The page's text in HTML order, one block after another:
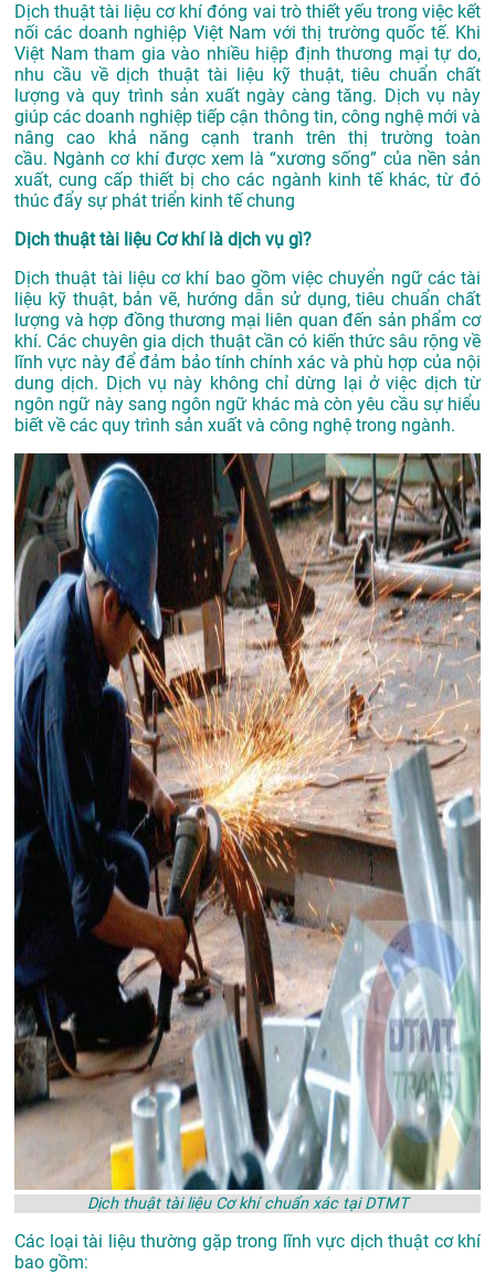
Dịch thuật tài liệu cơ khí đóng vai trò thiết yếu trong việc kết
nối các doanh nghiệp Việt Nam với thị trường quốc tế. Khi
Việt Nam tham gia vào nhiều hiệp định thương mại tự do,
nhu cầu về dịch thuật tài liệu kỹ thuật, tiêu chuẩn chất
lượng và quy trình sản xuất ngày càng tăng. Dịch vụ này
giúp các doanh nghiệp tiếp cận thông tin, công nghệ mới và
nâng cao khả năng cạnh tranh trên thị trường toàn
cầu. Ngành cơ khí được xem là “xương sống” của nền sản
xuất, cung cấp thiết bị cho các ngành kinh tế khác, từ đó
thúc đẩy sự phát triển kinh tế chung
Dịch thuật tài liệu Cơ khí là dịch vụ gì?
Dịch thuật tài liệu cơ khí bao gồm việc chuyển ngữ các tài
liệu kỹ thuật, bản vẽ, hướng dẫn sử dụng, tiêu chuẩn chất
lượng và hợp đồng thương mại liên quan đến sản phẩm cơ
khí. Các chuyên gia dịch thuật cần có kiến thức sâu rộng về
lĩnh vực này để đảm bảo tính chính xác và phù hợp của nội
dung dịch. Dịch vụ này không chỉ dừng lại ở việc dịch từ
ngôn ngữ này sang ngôn ngữ khác mà còn yêu cầu sự hiểu
biết về các quy trình sản xuất và công nghệ trong ngành.
Dịch thuật tài liệu Cơ khí chuẩn xác tại DTMT
Các loại tài liệu thường gặp trong lĩnh vực dịch thuật cơ khí
bao gồm: